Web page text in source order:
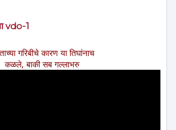
vdo-1
गरिबीचे कारण या तिघांनाच
कळले, बाकी सब गल्लाभरु